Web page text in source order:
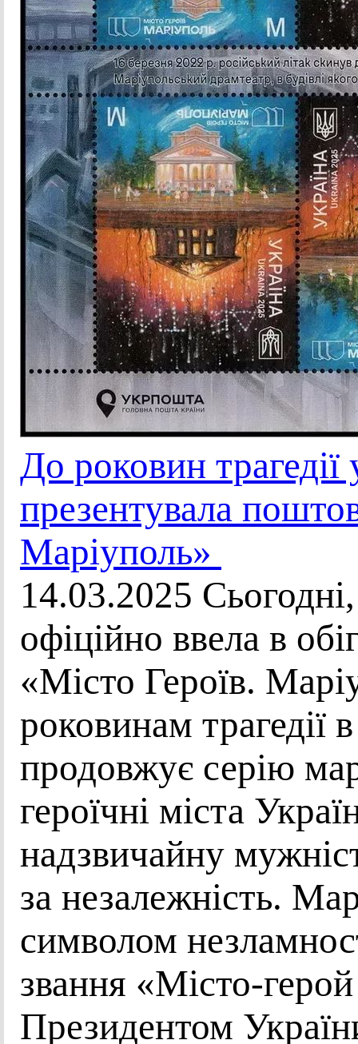
До роковин
презентувала
Маріуполь»
14.03.2025
офіційно ввела в
«Місто Героїв.
роковинам трагедії
продовжує серію
героїчні міста
надзвичайну
за незалежність.
символом
звання «Місто-
Президентом